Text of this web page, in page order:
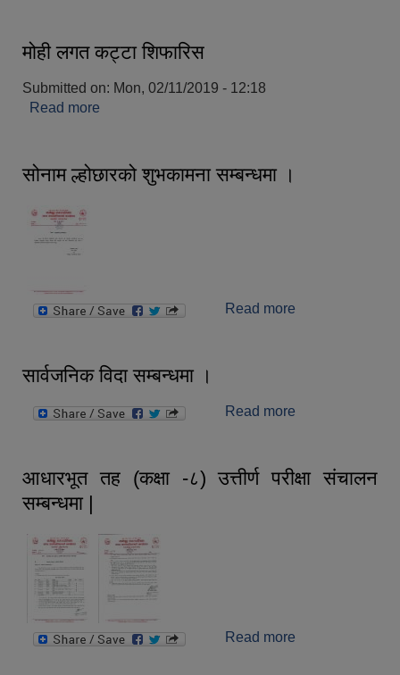
मोही लगत कट्टा शिफारिस
Submitted on: Mon, 02/11/2019 - 12:18
Read more
सोनाम ल्होछारको शुभकामना सम्बन्धमा ।
Read more
सार्वजनिक विदा सम्बन्धमा ।
Read more
आधारभूत तह (कक्षा -८) उत्तीर्ण परीक्षा संचालन
सम्बन्धमा |
Read more